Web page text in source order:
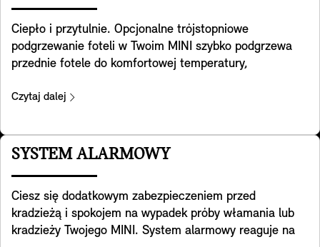
przez obsługę lub w sytuacjach awaryjnych.
Dostępność funkcji zależy od przepisów prawnych
obowiązujących w danym kraju.
Ciepło i przytulnie. Opcjonalne trójstopniowe
podgrzewanie foteli w Twoim MINI szybko podgrzewa
przednie fotele do komfortowej temperatury,
pogodzie. Ogrzewa siedzisko i całą powierzchnię styku
siedzenia. Ponadto na wyświetlaczu kontrolnym można
dostosować rozdział ciepła do własnych preferencji.
Czytaj dalej
SYSTEM ALARMOWY
Ciesz się dodatkowym zabezpieczeniem przed
kradzieżą i spokojem na wypadek próby włamania lub
kradzieży Twojego MINI. System alarmowy reaguje na